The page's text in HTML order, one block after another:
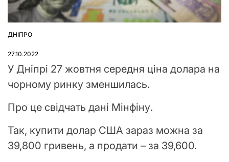
ОПУБЛІКУВАТИ
ДНІПРО
27.10.2022
У Дніпрі 27 жовтня середня ціна долара на
чорному ринку зменшилась.
Про це свідчать дані Мінфіну.
Так, купити долар США зараз можна за
39,800 гривень, а продати – за 39,600.